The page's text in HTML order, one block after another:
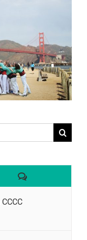
Comentaris